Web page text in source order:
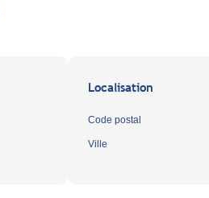
Localisation
Code postal
Ville